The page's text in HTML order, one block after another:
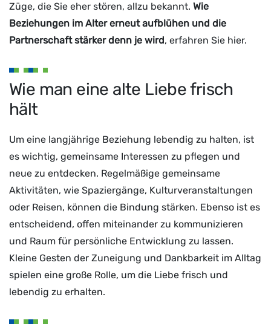
Züge, die Sie eher stören, allzu bekannt. Wie
Beziehungen im Alter erneut aufblühen und die
Partnerschaft stärker denn je wird, erfahren Sie hier.
Wie man eine alte Liebe frisch
hält
Um eine langjährige Beziehung lebendig zu halten, ist
es wichtig, gemeinsame Interessen zu pflegen und
neue zu entdecken. Regelmäßige gemeinsame
Aktivitäten, wie Spaziergänge, Kulturveranstaltungen
oder Reisen, können die Bindung stärken. Ebenso ist es
entscheidend, offen miteinander zu kommunizieren
und Raum für persönliche Entwicklung zu lassen.
Kleine Gesten der Zuneigung und Dankbarkeit im Alltag
spielen eine große Rolle, um die Liebe frisch und
lebendig zu erhalten.